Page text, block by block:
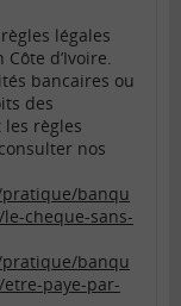
légales
d’Ivoire.
bancaires ou
des
règles
nos
banqu
cheque-sans-
banqu
paye-par-